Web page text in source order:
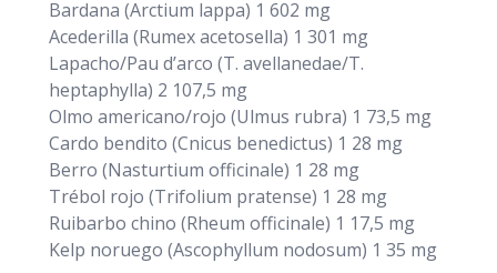
Bardana (Arctium lappa) 1 602 mg
Acederilla (Rumex acetosella) 1 301 mg
Lapacho/Pau d’arco (T. avellanedae/T.
heptaphylla) 2 107,5 mg
Olmo americano/rojo (Ulmus rubra) 1 73,5 mg
Cardo bendito (Cnicus benedictus) 1 28 mg
Berro (Nasturtium officinale) 1 28 mg
Trébol rojo (Trifolium pratense) 1 28 mg
Ruibarbo chino (Rheum officinale) 1 17,5 mg
Kelp noruego (Ascophyllum nodosum) 1 35 mg